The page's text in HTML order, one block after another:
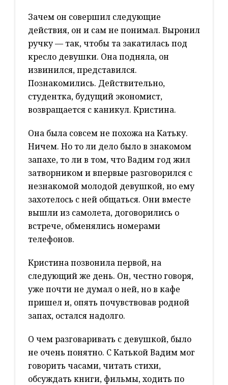
Зачем он совершил следующие
действия, он и сам не понимал. Выронил
ручку — так, чтобы та закатилась под
кресло девушки. Она подняла, он
извинился, представился.
Познакомились. Действительно,
студентка, будущий экономист,
возвращается с каникул. Кристина.
Она была совсем не похожа на Катьку.
Ничем. Но то ли дело было в знакомом
запахе, то ли в том, что Вадим год жил
затворником и впервые разговорился с
незнакомой молодой девушкой, но ему
захотелось с ней общаться. Они вместе
вышли из самолета, договорились о
встрече, обменялись номерами
телефонов.
Кристина позвонила первой, на
следующий же день. Он, честно говоря,
уже почти не думал о ней, но в кафе
пришел и, опять почувствовав родной
запах, остался надолго.
О чем разговаривать с девушкой, было
не очень понятно. С Катькой Вадим мог
говорить часами, читать стихи,
обсуждать книги, фильмы, ходить по